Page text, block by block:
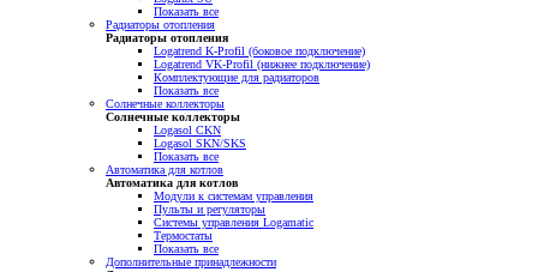
Показать все
Радиаторы отопления
Радиаторы отопления
Logatrend K-Profil (боковое подключение)
Logatrend VK-Profil (нижнее подключение)
Комплектующие для радиаторов
Показать все
Солнечные коллекторы
Солнечные коллекторы
Logasol CKN
Logasol SKN/SKS
Показать все
Автоматика для котлов
Автоматика для котлов
Модули к системам управления
Пульты и регуляторы
Системы управления Logamatic
Термостаты
Показать все
Дополнительные принадлежности